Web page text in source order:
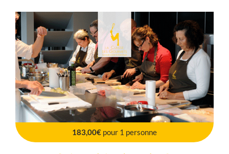
183,00€ pour 1 personne